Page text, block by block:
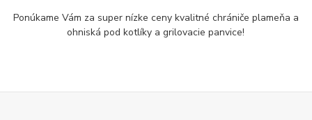
Ponúkame Vám za super nízke ceny kvalitné chrániče plameňa a
ohniská pod kotlíky a grilovacie panvice!